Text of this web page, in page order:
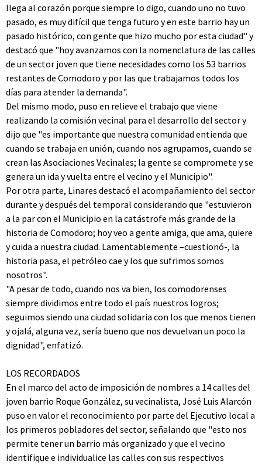
llega al corazón porque siempre lo digo, cuando uno no tuvo
pasado, es muy difícil que tenga futuro y en este barrio hay un
pasado histórico, con gente que hizo mucho por esta ciudad" y
destacó que "hoy avanzamos con la nomenclatura de las calles
de un sector joven que tiene necesidades como los 53 barrios
restantes de Comodoro y por las que trabajamos todos los
días para atender la demanda".
Del mismo modo, puso en relieve el trabajo que viene
realizando la comisión vecinal para el desarrollo del sector y
dijo que "es importante que nuestra comunidad entienda que
cuando se trabaja en unión, cuando nos agrupamos, cuando se
crean las Asociaciones Vecinales; la gente se compromete y se
genera un ida y vuelta entre el vecino y el Municipio".
Por otra parte, Linares destacó el acompañamiento del sector
durante y después del temporal considerando que "estuvieron
a la par con el Municipio en la catástrofe más grande de la
historia de Comodoro; hoy veo a gente amiga, que ama, quiere
y cuida a nuestra ciudad. Lamentablemente –cuestionó-, la
historia pasa, el petróleo cae y los que sufrimos somos
nosotros".
"A pesar de todo, cuando nos va bien, los comodorenses
siempre dividimos entre todo el país nuestros logros;
seguimos siendo una ciudad solidaria con los que menos tienen
y ojalá, alguna vez, sería bueno que nos devuelvan un poco la
dignidad", enfatizó.
LOS RECORDADOS
En el marco del acto de imposición de nombres a 14 calles del
joven barrio Roque González, su vecinalista, José Luis Alarcón
puso en valor el reconocimiento por parte del Ejecutivo local a
los primeros pobladores del sector, señalando que "esto nos
permite tener un barrio más organizado y que el vecino
identifique e individualice las calles con sus respectivos